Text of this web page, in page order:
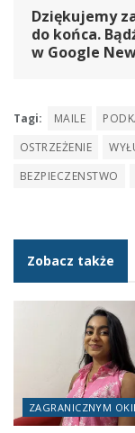
Dziękujemy
do końca.
w Google
Tagi: MAILE
OSTRZEŻENIE
BEZPIECZENSTWO
Zobacz także
ZAGRANICZNYM